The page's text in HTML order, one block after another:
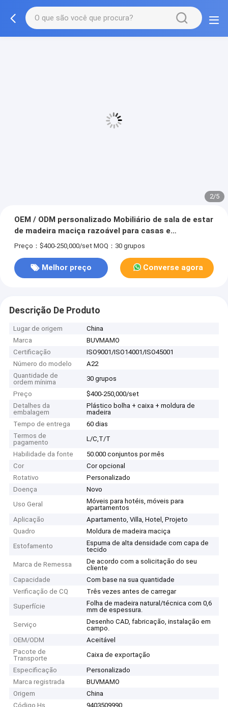
3/5
OEM / ODM personalizado Mobiliário de sala de estar
de madeira maciça razoável para casas e
apartamentos conjuntos de coleção
Preço：$400-250,000/set MOQ：30 grupos
Melhor preço Converse agora
Descrição De Produto
Lugar de origem
China
Marca
BUVMAMO
Certificação
ISO9001/ISO14001/ISO45001
Número do modelo
A22
Quantidade de
ordem mínima
30 grupos
Preço
$400-250,000/set
Detalhes da
embalagem
Plástico bolha + caixa + moldura de
madeira
Tempo de entrega
60 dias
Termos de
pagamento
L/C,T/T
Habilidade da fonte
50.000 conjuntos por mês
Cor
Cor opcional
Rotativo
Personalizado
Doença
Novo
Uso Geral
Móveis para hotéis, móveis para
apartamentos
Aplicação
Apartamento, Villa, Hotel, Projeto
Quadro
Moldura de madeira maciça
Estofamento
Espuma de alta densidade com capa de
tecido
Marca de Remessa
De acordo com a solicitação do seu
cliente
Capacidade
Com base na sua quantidade
Verificação de CQ
Três vezes antes de carregar
Superfície
Folha de madeira natural/técnica com 0,6
mm de espessura.
Serviço
Desenho CAD, fabricação, instalação em
campo.
OEM/ODM
Aceitável
Pacote de
Transporte
Caixa de exportação
Especificação
Personalizado
Marca registrada
BUVMAMO
Origem
China
Código Hs
9403509990